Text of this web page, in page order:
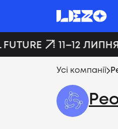
11–12 ЛИПНЯ
Усі компанії